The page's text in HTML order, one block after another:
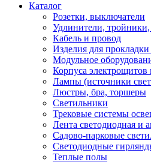
Каталог
Розетки, выключатели
Удлинители,
Кабель и провод
Изделия для
Модульное
Корпуса
Лампы (источники
Люстры, бра, торшеры
Светильники
Трековые системы
Лента светодиодная и
Садово-парковые
Светодиодные
Теплые полы